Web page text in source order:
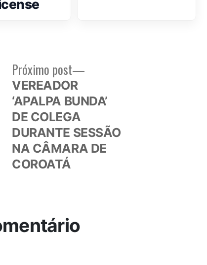
Próximo post
VEREADOR
‘APALPA BUNDA’
DE COLEGA
DURANTE SESSÃO
NA CÂMARA DE
COROATÁ